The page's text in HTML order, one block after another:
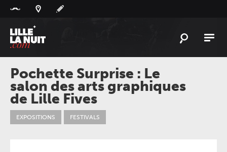
L'ACTU
L'AGENDA
LESLIEUX
LIVEREPORT
Pochette Surprise : Le
salon des arts graphiques
de Lille Fives
EXPOSITIONS FESTIVALS
Panneau de gestion des cookies